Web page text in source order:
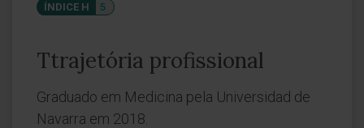
ÍNDICE H 5
Ttrajetória profissional
Graduado em Medicina pela Universidad de
Navarra em 2018.